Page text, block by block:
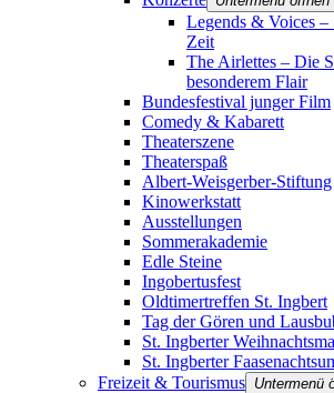
Legends & Voices –
Zeit
The Airlettes – Die
besonderem Flair
Bundesfestival junger Film
Comedy & Kabarett
Theaterszene
Theaterspaß
Albert-Weisgerber-Stiftung
Kinowerkstatt
Ausstellungen
Sommerakademie
Edle Steine
Ingobertusfest
Oldtimertreffen St. Ingbert
Tag der Gören und
St. Ingberter
St. Ingberter
Freizeit & Tourismus Untermenü